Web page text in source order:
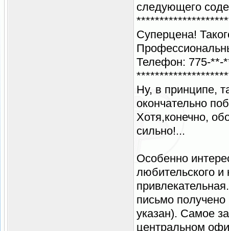
следующего
Суперцена!
Телефон: 775-**-
Ну, в принципе,
окончательно
Хотя,конечно,
сильно!...
Особенно
любительского
письмо получено
указан). Самое
центральном